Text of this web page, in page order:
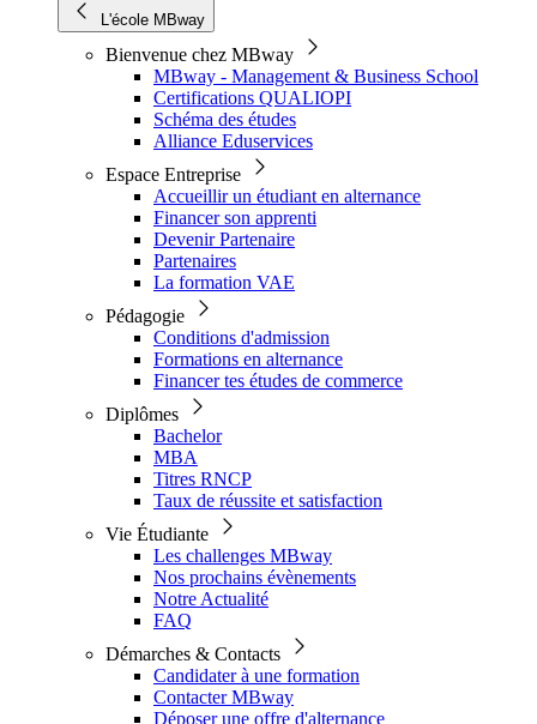
L'école MBway
Bienvenue chez MBway
MBway - Management & Business School
Certifications QUALIOPI
Schéma des études
Alliance Eduservices
Espace Entreprise
Accueillir un étudiant en alternance
Financer son apprenti
Devenir Partenaire
Partenaires
La formation VAE
Pédagogie
Conditions d'admission
Formations en alternance
Financer tes études de commerce
Diplômes
Bachelor
MBA
Titres RNCP
Taux de réussite et satisfaction
Vie Étudiante
Les challenges MBway
Nos prochains évènements
Notre Actualité
FAQ
Démarches & Contacts
Candidater à une formation
Contacter MBway
Déposer une offre d'alternance